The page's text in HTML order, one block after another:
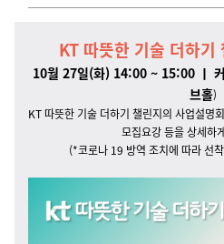
KT 따뜻한 기술 더하기
10월 27일(화) 14:00 ~ 15:00 ㅣ
브홀)
KT 따뜻한 기술 더하기 챌린지의 사업설명
모집요강 등을 상세하
(*코로나 19 방역 조치에 따라 선